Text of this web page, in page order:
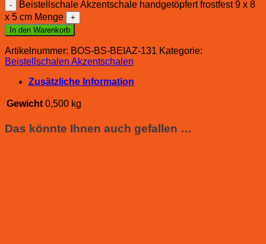
Beistellschale Akzentschale handgetöpfert frostfest 9 x 8
x 5 cm Menge
In den Warenkorb
Artikelnummer: BOS-BS-BEIAZ-131 Kategorie:
Beistellschalen Akzentschalen
Zusätzliche Information
Gewicht 0,500 kg
Das könnte Ihnen auch gefallen …